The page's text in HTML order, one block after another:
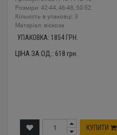
Розміри: 42-44, 46-48, 50-52
Кількість в упаковці: 3
Mатеріал: віскоза
УПАКОВКА: 1854 ГРН.
ЦІНА ЗА ОД.: 618 грн.
КУПИТИ